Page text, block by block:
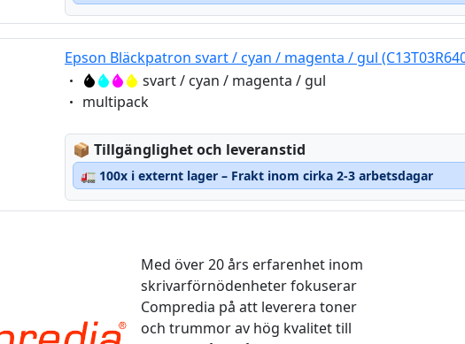
Epson Bläckpatron svart / cyan / magenta / gul
Eigenschaft:svart / cyan / magenta / gul
Eigenschaft:
multipack
📦 Lagerstatus:
Tillgänglighet och leveranstid
🚛 100x i externt lager – Frakt inom cirka 2-3 arbetsdagar
Med över 20 års erfarenhet inom
skrivarförnödenheter fokuserar
Compredia på att leverera toner
och trummor av hög kvalitet till